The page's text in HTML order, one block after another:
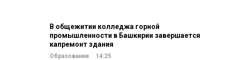
В общежитии колледжа горной
промышленности в Башкирии завершается
капремонт здания
Образование 14:25